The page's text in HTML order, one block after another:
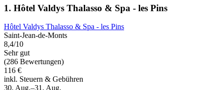
1. Hôtel Valdys Thalasso & Spa - les Pins
Hôtel Valdys Thalasso & Spa - les Pins
Saint-Jean-de-Monts
8,4/10
Sehr gut
(286 Bewertungen)
116 €
inkl. Steuern & Gebühren
30. Aug.–31. Aug.